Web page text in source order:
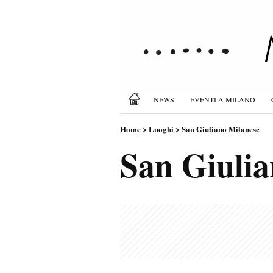
NEWS EVENTI A MILANO
Home>Luoghi>San Giuliano Milanese
San